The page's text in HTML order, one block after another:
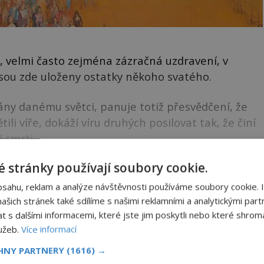
často zejména zázračná uzdravení, v
zde uloženy ostatky někoho svatého.
danému světci, panuje totiž přesvědčení, že
víře, dokáží víru druhých posilovat tak, že činí
smrti.
k dočtení. Nenechte si to ujít!
stránky používají soubory cookie.
reklam a analýze návštěvnosti používáme soubory cookie.
stránek také sdílíme s našimi reklamními a analytickými
s dalšími informacemi, které jste jim poskytli nebo které
Více informací
PARTNERY (1616) →